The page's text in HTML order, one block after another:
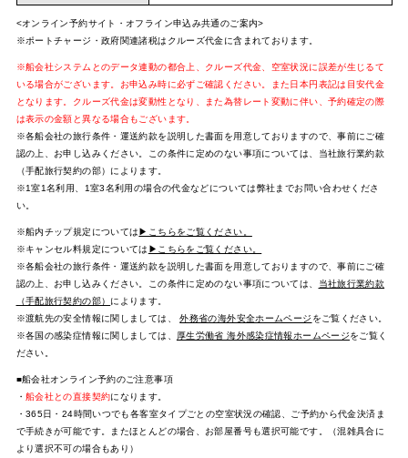
<オンライン予約サイト・オフライン申込み共通のご案内>
※ポートチャージ・政府関連諸税はクルーズ代金に含まれております。
※船会社システムとのデータ連動の都合上、クルーズ代金、空室状況に誤差が生じるて
いる場合がございます。お申込み時に必ずご確認ください。また日本円表記は目安代金
となります。クルーズ代金は変動性となり、また為替レート変動に伴い、予約確定の際
は表示の金額と異なる場合もございます。
※各船会社の旅行条件・運送約款を説明した書面を用意しておりますので、事前にご確
認の上、お申し込みください。この条件に定めのない事項については、当社旅行業約款
（手配旅行契約の部）によります。
※1室1名利用、1室3名利用の場合の代金などについては弊社までお問い合わせくださ
い。
※船内チップ規定については▶こちらをご覧ください。
※キャンセル料規定については ▶こちらをご覧ください。
※各船会社の旅行条件・運送約款を説明した書面を用意しておりますので、事前にご確
認の上、お申し込みください。この条件に定めのない事項については、
当社旅行業約款
（手配旅行契約の部） によります。
※渡航先の安全情報に関しましては、外務省の海外安全ホームページ をご覧ください。
※各国の感染症情報に関しましては、
厚生労働省 海外感染症情報ホームページをご覧く
ださい。
■船会社オンライン予約のご注意事項
・ 船会社との直接契約になります。
・365日・24時間いつでも各客室タイプごとの空室状況の確認、ご予約から代金決済ま
で手続きが可能です。またほとんどの場合、お部屋番号も選択可能です。（混雑具合に
より選択不可の場合もあり）